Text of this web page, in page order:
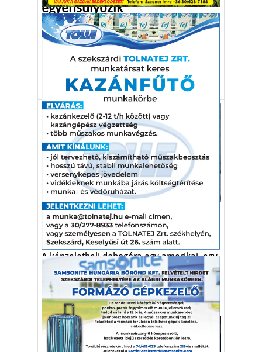
egyensúlyozik
A kabin az első épület a 25 kabinból álló
resortból, ami a nemzeti park területén
épül majd fel.
erdő minimalista resort
Autó-Motor
A világ legnépszerűbb
elektromos autói
A képzeletbeli dobogóra egy amerikai, egy
kínai és egy francia modell gurulhat fel.
toplista elektromos autó villanyautó